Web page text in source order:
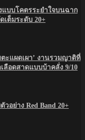
แบบโคตรระยำใจบนฉาก
เต็มระดับ 20+
ตะแผดเผา’ งานรวมญาติที่
ลือดสาดแบบบ้าคลั่ง 9/10
อย่าง Red Band 20+